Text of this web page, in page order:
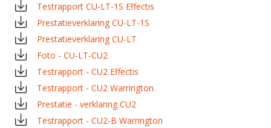
Testrapport CU-LT-1S Effectis
Prestatieverklaring CU-LT-1S
Prestatieverklaring CU-LT
Foto - CU-LT-CU2
Testrapport - CU2 Effectis
Testrapport - CU2 Warrington
Prestatie - verklaring CU2
Testrapport - CU2-B Warrington